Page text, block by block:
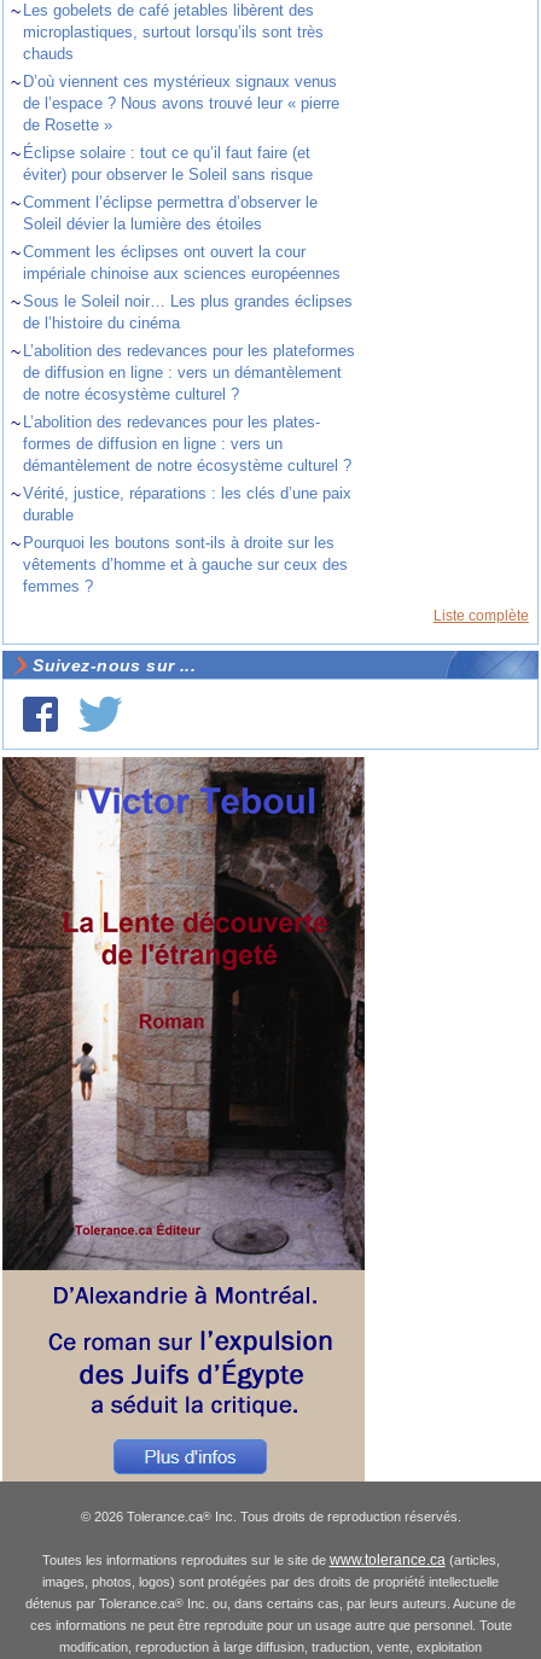
~ Les gobelets de café jetables libèrent des
microplastiques, surtout lorsqu’ils sont très
chauds
~ D’où viennent ces mystérieux signaux venus
de l’espace ? Nous avons trouvé leur « pierre
de Rosette »
~ Éclipse solaire : tout ce qu’il faut faire (et
éviter) pour observer le Soleil sans risque
~Comment l’éclipse permettra d’observer le
Soleil dévier la lumière des étoiles
~Comment les éclipses ont ouvert la cour
impériale chinoise aux sciences européennes
~Sous le Soleil noir… Les plus grandes éclipses
de l’histoire du cinéma
~ L’abolition des redevances pour les plateformes
de diffusion en ligne : vers un démantèlement
de notre écosystème culturel ?
~ L’abolition des redevances pour les plates-
formes de diffusion en ligne : vers un
démantèlement de notre écosystème culturel ?
~Vérité, justice, réparations : les clés d’une paix
durable
~ Pourquoi les boutons sont-ils à droite sur les
vêtements d’homme et à gauche sur ceux des
femmes ?
Liste complète
Suivez-nous sur ...
© 2026 Tolerance.ca®Inc. Tous droits de reproduction réservés.
Toutes les informations reproduites sur le site de www.tolerance.ca(articles,
images, photos, logos) sont protégées par des droits de propriété intellectuelle
détenus par Tolerance.ca® Inc. ou, dans certains cas, par leurs auteurs. Aucune de
ces informations ne peut être reproduite pour un usage autre que personnel. Toute
modification, reproduction à large diffusion, traduction, vente, exploitation